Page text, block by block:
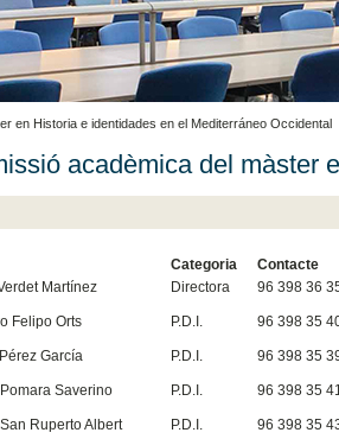
en Historia e identidades en el Mediterráneo Occidental
acadèmica del màster
Categoria Contacte
Martínez
Directora 96 398 36
Felipo Orts P.D.I. 96 398 35
García P.D.I. 96 398 35
Saverino P.D.I. 96 398 35 41
Ruperto Albert P.D.I. 96 398 35